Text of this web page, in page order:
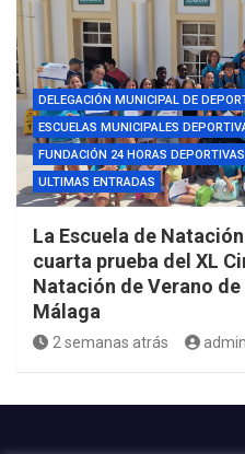
DELEGACIÓN MUNICIPAL DE
ESCUELAS MUNICIPALES
FUNDACIÓN 24 HORAS DEPORTIVAS
ULTIMAS ENTRADAS
La Escuela de
cuarta prueba del XL
Natación de Verano
Málaga
2 semanas atrás admin